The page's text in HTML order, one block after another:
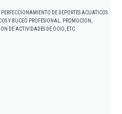
DE DEPORTES ACUATICOS
Y BUCEO PROFESIONAL. PROMOCION,
DE ACTIVIDADES DE OCIO, ETC